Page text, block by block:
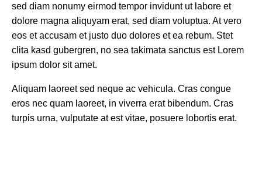
sed diam nonumy eirmod tempor invidunt ut labore et
dolore magna aliquyam erat, sed diam voluptua. At vero
eos et accusam et justo duo dolores et ea rebum. Stet
clita kasd gubergren, no sea takimata sanctus est Lorem
ipsum dolor sit amet.
Aliquam laoreet sed neque ac vehicula. Cras congue
eros nec quam laoreet, in viverra erat bibendum. Cras
turpis urna, vulputate at est vitae, posuere lobortis erat.